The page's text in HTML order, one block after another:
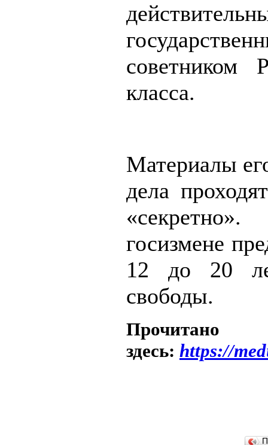
советником
класса.
Материалы
дела
госизмене
12 до 20
свободы.
Прочитано
здесь: https://